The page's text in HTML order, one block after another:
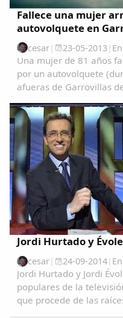
Fallece una mujer
autovolquete en
cesar| 23-05-2013|
Una mujer de 81 años
por un autovolquete
afueras de Garrovillas
accidente se ha
en...
Jordi Hurtado y
cesar| 24-09-2014|
Jordi Hurtado y Jordi
populares de la
que procede de las
Copiar